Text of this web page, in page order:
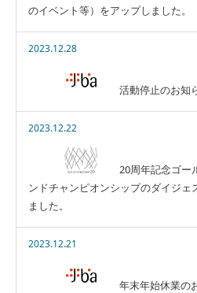
のイベント等）をアップしました。
2023.12.28
活動停止のお知
2023.12.22
20周年記念ゴー
ンドチャンピオンシップのダイジェ
ました。
2023.12.21
年末年始休業の